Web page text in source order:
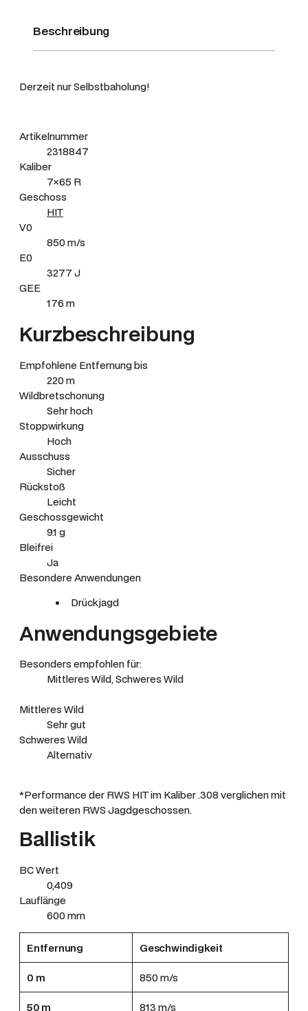
Beschreibung
Derzeit nur Selbstbaholung!
Artikelnummer
2318847
Kaliber
7×65 R
Geschoss
HIT
V0
850 m/s
E0
3277 J
GEE
176 m
Kurzbeschreibung
Empfohlene Entfernung bis
220 m
Wildbretschonung
Sehr hoch
Stoppwirkung
Hoch
Ausschuss
Sicher
Rückstoß
Leicht
Geschossgewicht
9.1 g
Bleifrei
Ja
Besondere Anwendungen
Drückjagd
Anwendungsgebiete
Besonders empfohlen für:
Mittleres Wild, Schweres Wild
Mittleres Wild
Sehr gut
Schweres Wild
Alternativ
*Performance der RWS HIT im Kaliber .308 verglichen mit
den weiteren RWS Jagdgeschossen.
Ballistik
BC Wert
0,409
Lauflänge
600 mm
Entfernung Geschwindigkeit
0 m 850 m/s
50 m 813 m/s